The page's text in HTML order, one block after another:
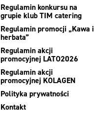
Regulamin konkursu na
grupie klub TIM catering
Regulamin promocji „Kawa i
herbata”
Regulamin akcji
promocyjnej LATO2026
Regulamin akcji
promocyjnej KOLAGEN
Polityka prywatności
Kontakt